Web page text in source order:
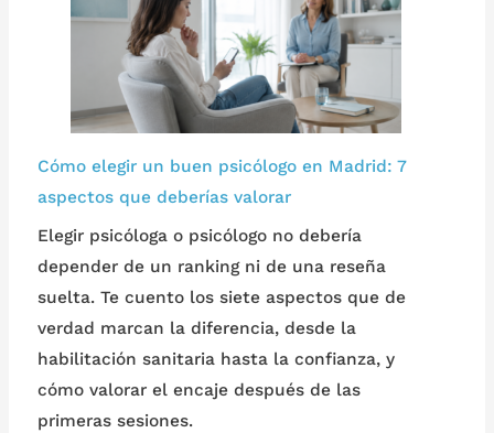
Cómo elegir un buen psicólogo en Madrid: 7
aspectos que deberías valorar
Elegir psicóloga o psicólogo no debería
depender de un ranking ni de una reseña
suelta. Te cuento los siete aspectos que de
verdad marcan la diferencia, desde la
habilitación sanitaria hasta la confianza, y
cómo valorar el encaje después de las
primeras sesiones.